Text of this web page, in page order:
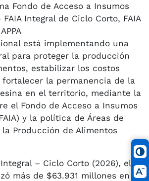
Fondo de Acceso a Insumos
Integral de Ciclo Corto, FAIA
está implementando una
para proteger la producción
estabilizar los costos
fortalecer la permanencia de la
en el territorio, mediante la
el Fondo de Acceso a Insumos
y la política de Áreas de
Producción de Alimentos
– Ciclo Corto (2026), el
más de $63.931 millones en